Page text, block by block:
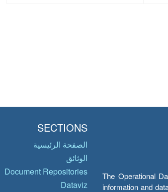
The Operational
information and
SECTIONS
الصفحة الرئيسية
الوثائق
Document Repositories
Dataviz